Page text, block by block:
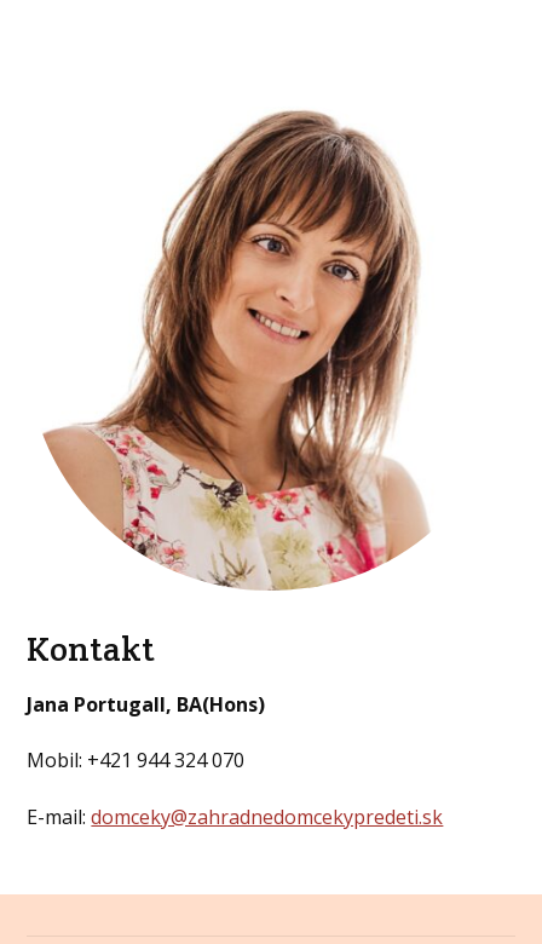
Kontakt
Jana Portugall, BA(Hons)
Mobil: +421 944 324 070
E-mail:domceky@zahradnedomcekypredeti.sk